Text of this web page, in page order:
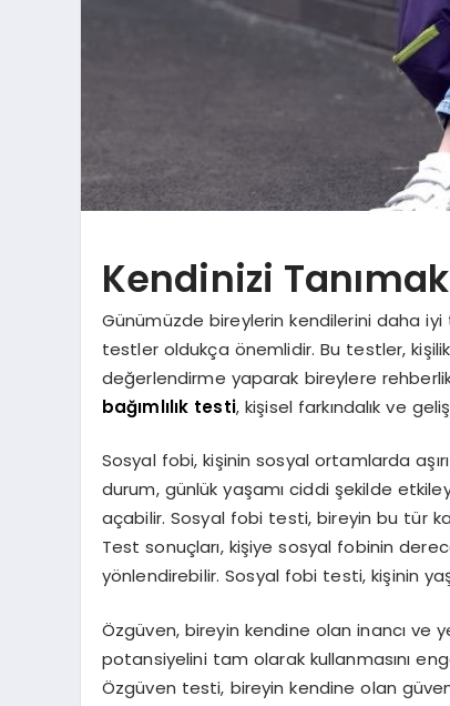
Kendinizi
Günümüzde bireylerin kendilerini daha iyi
testler oldukça önemlidir. Bu testler,
değerlendirme yaparak bireylere
bağımlılık testi, kişisel farkındalık ve
Sosyal fobi, kişinin sosyal ortamlarda
durum, günlük yaşamı ciddi şekilde
açabilir. Sosyal fobi testi, bireyin bu tür
Test sonuçları, kişiye sosyal fobinin
yönlendirebilir. Sosyal fobi testi, kişinin
Özgüven, bireyin kendine olan inancı ve
potansiyelini tam olarak kullanmasını
Özgüven testi, bireyin kendine olan